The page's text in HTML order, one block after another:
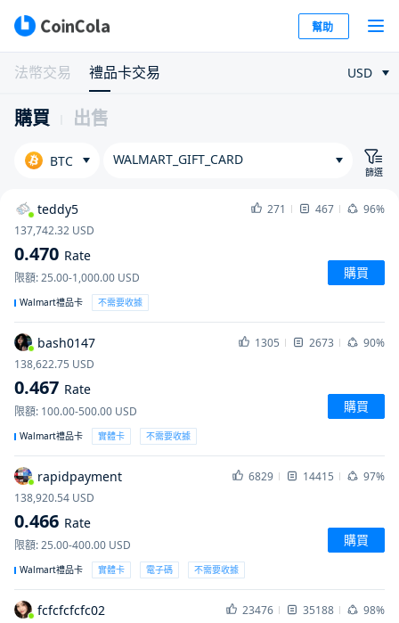
幫助
法幣交易 禮品卡交易 USD
購買 出售
BTC WALMART_GIFT_CARD
篩選
teddy5 271 467
96%
137,742.32 USD
0.470 Rate
限額:25.00-1,000.00 USD 購買
Walmart禮品卡 不需要收據
bash0147 1305 2673
90%
138,622.75 USD
0.467 Rate
限額: 100.00-500.00 USD 購買
Walmart禮品卡 實體卡 不需要收據
rapidpayment 6829 14415
97%
138,920.54 USD
0.466 Rate
限額:25.00-400.00 USD 購買
Walmart禮品卡 實體卡 電子碼 不需要收據
fcfcfcfcfc02 23476 35188
98%